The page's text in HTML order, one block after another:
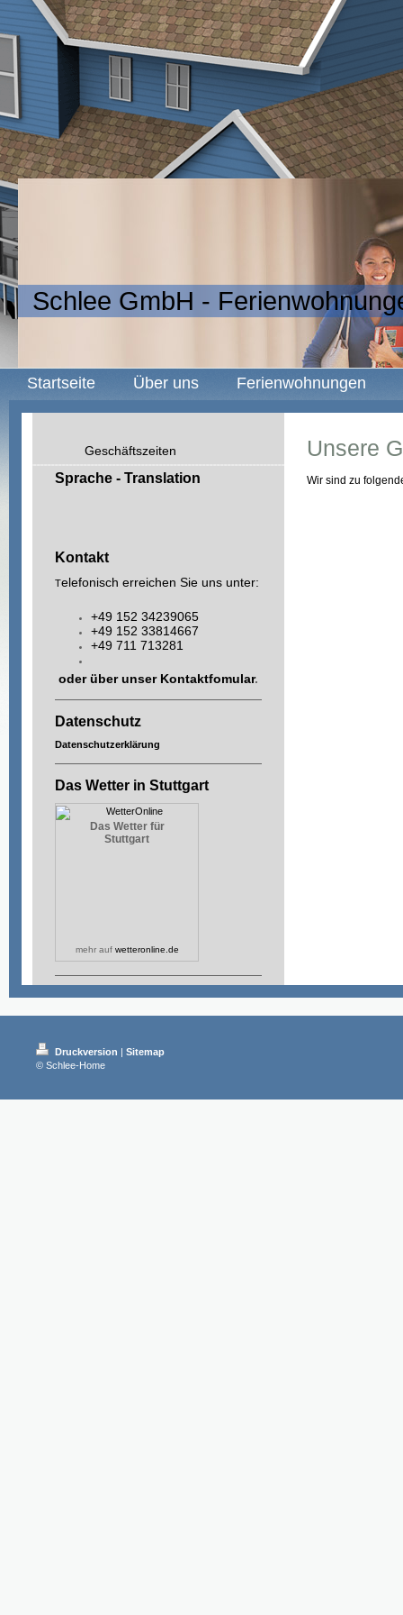
Schlee GmbH -
Startseite Über uns Ferienwohnungen
Unsere
Wir sind zu
Geschäftszeiten
Sprache - Translation
Kontakt
Telefonisch erreichen Sie uns unter:
+49 152 34239065
+49 152 33814667
+49 711 713281
oder über unser Kontaktfomular.
Datenschutz
Datenschutzerklärung
Das Wetter in Stuttgart
Das Wetter für
Stuttgart
mehr auf wetteronline.de
Druckversion | Sitemap
© Schlee-Home